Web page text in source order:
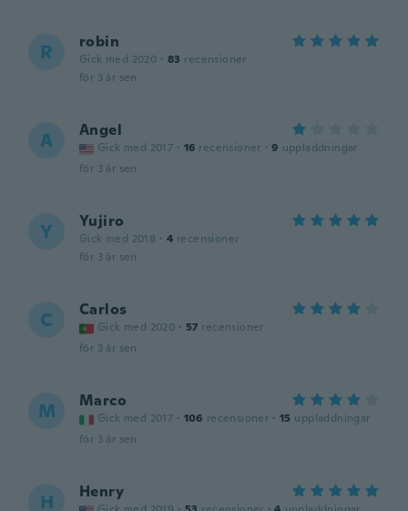
R robin
Gick med 2020 · 83 recensioner
för 3 år sen
A Angel
Gick med 2017 · 16 recensioner · 9 uppladdningar
för 3 år sen
Y Yujiro
Gick med 2018 · 4 recensioner
för 3 år sen
C Carlos
Gick med 2020 · 57 recensioner
för 3 år sen
M Marco
Gick med 2017 · 106 recensioner · 15 uppladdningar
för 3 år sen
H Henry